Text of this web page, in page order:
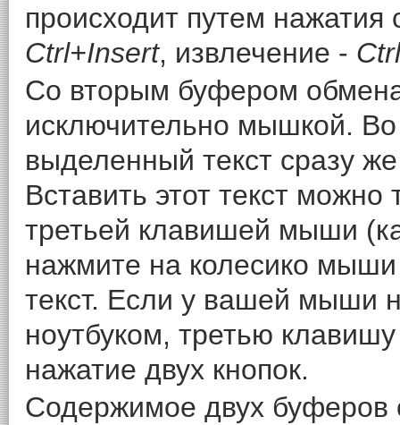
происходит путем
Ctrl+Insert, извлечение -
Со вторым буфером
исключительно мышкой.
выделенный текст сразу
Вставить этот текст
третьей клавишей мыши
нажмите на колесико мыши
текст. Если у вашей мыши
ноутбуком, третью
нажатие двух кнопок.
Содержимое двух буферов